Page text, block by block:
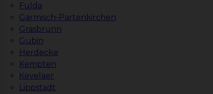
Fulda
Garmisch-Partenkirchen
Grasbrunn
Gubin
Herdecke
Kempten
Kevelaer
Lippstadt